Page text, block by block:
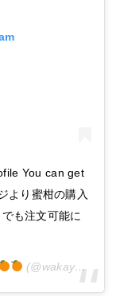
You can get
より蜜柑の購入
も注文可能に
(@wakayou) on